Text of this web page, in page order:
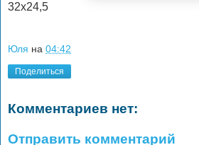
32х24,5
Юля на 04:42
Поделиться
Комментариев нет:
Отправить комментарий